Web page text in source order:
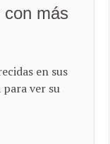
con más
en sus
ver su